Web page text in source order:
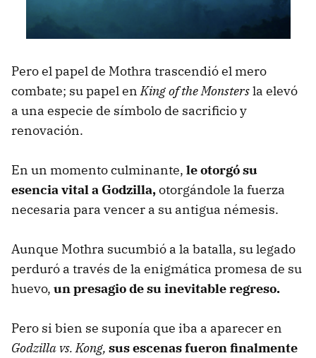
Pero el papel de Mothra trascendió el mero
combate; su papel enKing of the Monstersla elevó
a una especie de símbolo de sacrificio y
renovación.
En un momento culminante, le otorgó su
esencia vital a Godzilla,otorgándole la fuerza
necesaria para vencer a su antigua némesis.
Aunque Mothra sucumbió a la batalla, su legado
perduró a través de la enigmática promesa de su
huevo, un presagio de su inevitable regreso.
Pero si bien se suponía que iba a aparecer en
Godzilla vs. Kong, sus escenas fueron finalmente